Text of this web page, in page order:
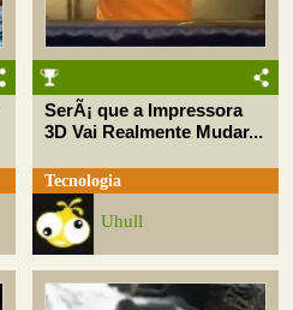
SerÃ¡ que a Impressora
3D Vai Realmente Mudar...
Tecnologia
Uhull